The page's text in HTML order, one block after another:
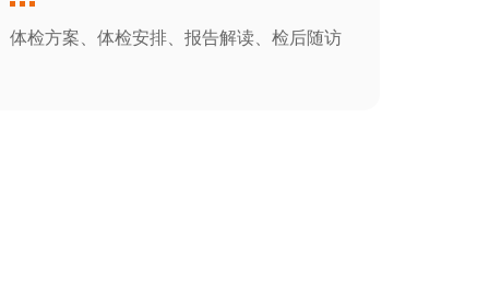
体检方案、体检安排、报告解读、检后随访